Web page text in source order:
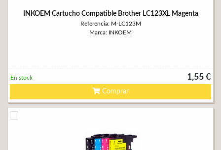
INKOEM Cartucho Compatible Brother LC123XL Magenta
Referencia: M-LC123M
Marca: INKOEM
1,55 €
En stock
Comprar